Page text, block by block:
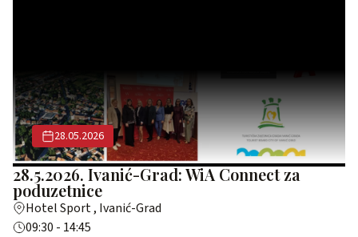
28.05.2026
28.5.2026. Ivanić-Grad: WiA Connect za
poduzetnice
Hotel Sport , Ivanić-Grad
09:30 - 14:45